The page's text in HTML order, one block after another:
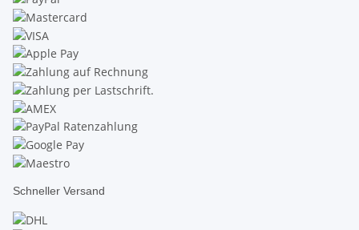
Schneller Versand